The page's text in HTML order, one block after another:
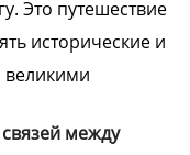
Это путешествие
исторические и
великими
между